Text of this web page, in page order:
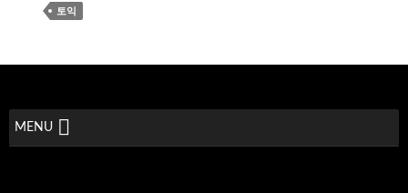
토익
MENU